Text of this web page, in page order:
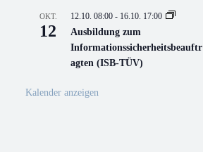
n
s
t
a
t
n
OKT.
12
12.10. 08:00 - 16.10. 17:00
Ausbildung zum
Informationssicherheitsbeauftr
agten (ISB-TÜV)
Kalender anzeigen